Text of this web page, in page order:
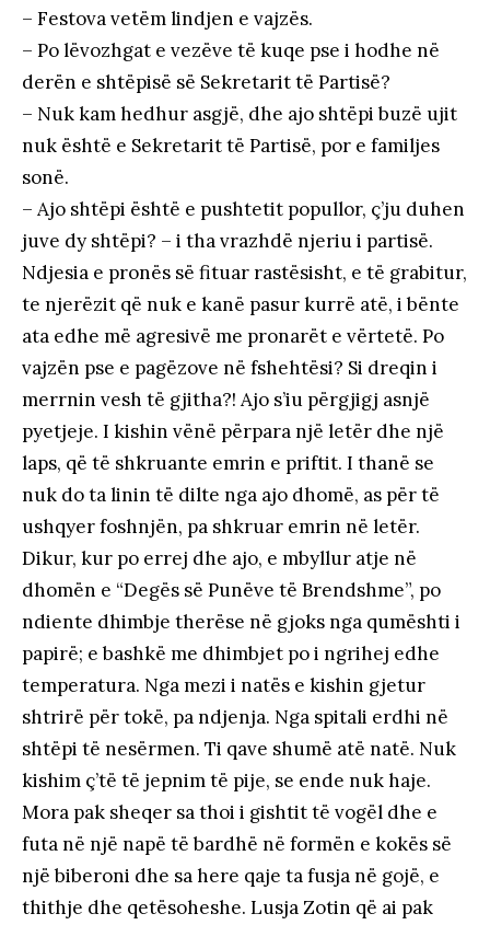
– Festova vetëm lindjen e vajzës.
– Po lëvozhgat e vezëve të kuqe pse i hodhe në
derën e shtëpisë së Sekretarit të Partisë?
– Nuk kam hedhur asgjë, dhe ajo shtëpi buzë ujit
nuk është e Sekretarit të Partisë, por e familjes
sonë.
– Ajo shtëpi është e pushtetit popullor, ç’ju duhen
juve dy shtëpi? – i tha vrazhdë njeriu i partisë.
Ndjesia e pronës së fituar rastësisht, e të grabitur,
te njerëzit që nuk e kanë pasur kurrë atë, i bënte
ata edhe më agresivë me pronarët e vërtetë. Po
vajzën pse e pagëzove në fshehtësi? Si dreqin i
merrnin vesh të gjitha?! Ajo s’iu përgjigj asnjë
pyetjeje. I kishin vënë përpara një letër dhe një
laps, që të shkruante emrin e priftit. I thanë se
nuk do ta linin të dilte nga ajo dhomë, as për të
ushqyer foshnjën, pa shkruar emrin në letër.
Dikur, kur po errej dhe ajo, e mbyllur atje në
dhomën e “Degës së Punëve të Brendshme”, po
ndiente dhimbje therëse në gjoks nga qumështi i
papirë; e bashkë me dhimbjet po i ngrihej edhe
temperatura. Nga mezi i natës e kishin gjetur
shtrirë për tokë, pa ndjenja. Nga spitali erdhi në
shtëpi të nesërmen. Ti qave shumë atë natë. Nuk
kishim ç’të të jepnim të pije, se ende nuk haje.
Mora pak sheqer sa thoi i gishtit të vogël dhe e
futa në një napë të bardhë në formën e kokës së
një biberoni dhe sa here qaje ta fusja në gojë, e
thithje dhe qetësoheshe. Lusja Zotin që ai pak